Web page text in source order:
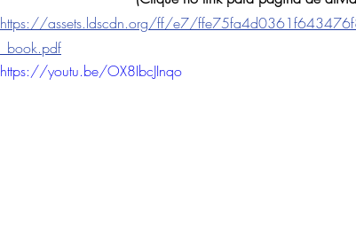
https://assets.ldscdn.org/ff/e7/
_book.pdf
https://youtu.be/OX8IbcJInqo